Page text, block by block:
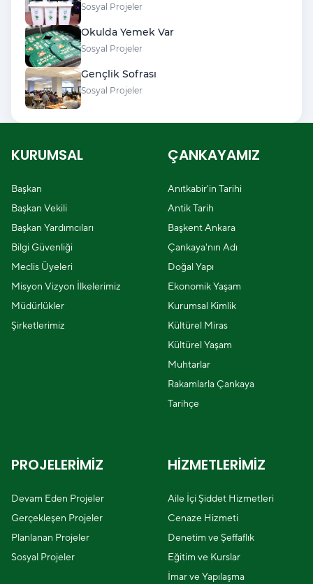
Sosyal Projeler
Okulda Yemek Var
Sosyal Projeler
Gençlik Sofrası
Sosyal Projeler
KURUMSAL
Başkan
Başkan Vekili
Başkan Yardımcıları
Bilgi Güvenliği
Meclis Üyeleri
Misyon Vizyon İlkelerimiz
Müdürlükler
Şirketlerimiz
ÇANKAYAMIZ
Anıtkabir'in Tarihi
Antik Tarih
Başkent Ankara
Çankaya'nın Adı
Doğal Yapı
Ekonomik Yaşam
Kurumsal Kimlik
Kültürel Miras
Kültürel Yaşam
Muhtarlar
Rakamlarla Çankaya
Tarihçe
PROJELERİMİZ
Devam Eden Projeler
Gerçekleşen Projeler
Planlanan Projeler
Sosyal Projeler
HİZMETLERİMİZ
Aile İçi Şiddet Hizmetleri
Cenaze Hizmeti
Denetim ve Şeffaflık
Eğitim ve Kurslar
İmar ve Yapılaşma